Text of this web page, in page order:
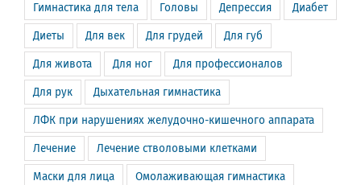
Гимнастика для тела Головы Депрессия Диабет
Диеты Для век Для грудей Для губ
Для живота Для ног Для профессионалов
Для рук Дыхательная гимнастика
ЛФК при нарушениях желудочно-кишечного аппарата
Лечение Лечение стволовыми клетками
Маски для лица Омолаживающая гимнастика